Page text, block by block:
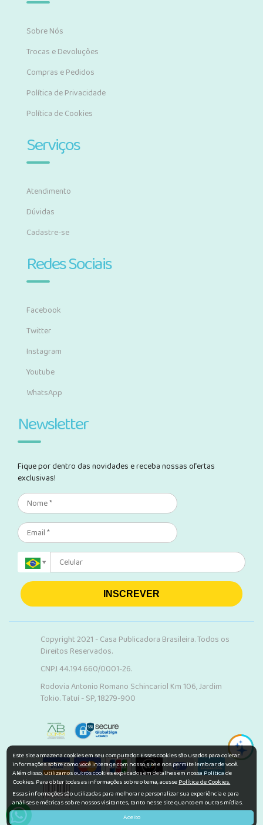
Sobre Nós
Trocas e Devoluções
Compras e Pedidos
Política de Privacidade
Política de Cookies
Serviços
Atendimento
Dúvidas
Cadastre-se
Redes Sociais
Facebook
Twitter
Instagram
Youtube
WhatsApp
Newsletter
Fique por dentro das novidades e receba nossas ofertas
exclusivas!
INSCREVER
Copyright 2021 - Casa Publicadora Brasileira. Todos os
Direitos Reservados.
CNPJ 44.194.660/0001-26.
Rodovia Antonio Romano Schincariol Km 106, Jardim
Tokio. Tatuí - SP, 18279-900
Este site armazena cookies em seu computador. Esses cookies são usados para coletar
informações sobre como você interage com nosso site e nos permite lembrar de você.
Além disso, utilizamos outros cookies explicados em detalhes em nossa Política de
Cookies. Para obter todas as informações sobre o tema, acessePolítica de Cookies.
Essas informações são utilizadas para melhorar e personalizar sua experiência e para
análises e métricas sobre nossos visitantes, tanto nesse site quanto em outras mídias.
Aceito